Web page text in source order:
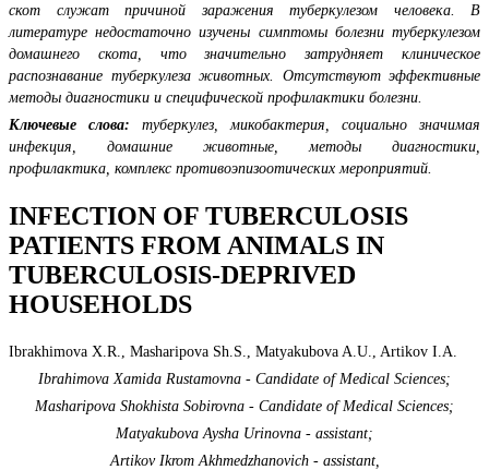
скот служат причиной заражения туберкулезом человека. В
литературе недостаточно изучены симптомы болезни туберкулезом
домашнего скота, что значительно затрудняет клиническое
распознавание туберкулеза животных. Отсутствуют эффективные
методы диагностики и специфической профилактики болезни.
Ключевые слова: туберкулез, микобактерия, социально значимая
инфекция, домашние животные, методы диагностики,
профилактика, комплекс противоэпизоотических мероприятий.
INFECTION OF TUBERCULOSIS
PATIENTS FROM ANIMALS IN
TUBERCULOSIS-DEPRIVED
HOUSEHOLDS
Ibrakhimova Х.R., Masharipova Sh.S., Matyakubova A.U., Artikov I.A.
Ibrahimova Хamida Rustamovna - Candidate of Medical Sciences;
Masharipova Shokhista Sobirovna - Candidate of Medical Sciences;
Matyakubova Aysha Urinovna - assistant;
Artikov Ikrom Akhmedzhanovich - assistant,